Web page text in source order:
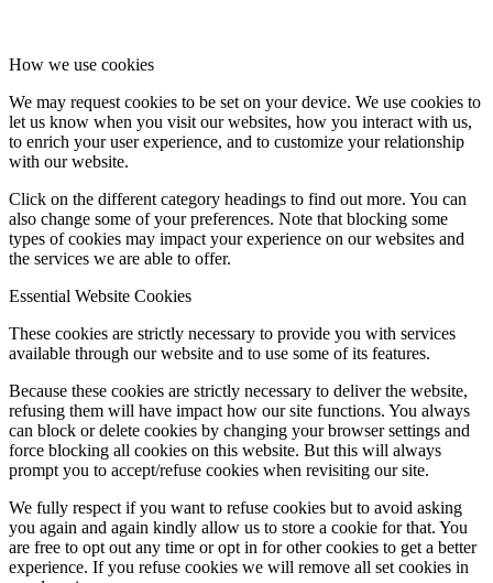
How we use cookies
We may request cookies to be set on your device. We use cookies to
let us know when you visit our websites, how you interact with us,
to enrich your user experience, and to customize your relationship
with our website.
Click on the different category headings to find out more. You can
also change some of your preferences. Note that blocking some
types of cookies may impact your experience on our websites and
the services we are able to offer.
Essential Website Cookies
These cookies are strictly necessary to provide you with services
available through our website and to use some of its features.
Because these cookies are strictly necessary to deliver the website,
refusing them will have impact how our site functions. You always
can block or delete cookies by changing your browser settings and
force blocking all cookies on this website. But this will always
prompt you to accept/refuse cookies when revisiting our site.
We fully respect if you want to refuse cookies but to avoid asking
you again and again kindly allow us to store a cookie for that. You
are free to opt out any time or opt in for other cookies to get a better
experience. If you refuse cookies we will remove all set cookies in